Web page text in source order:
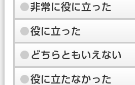
非常に役に立った
役に立った
どちらともいえない
役に立たなかった